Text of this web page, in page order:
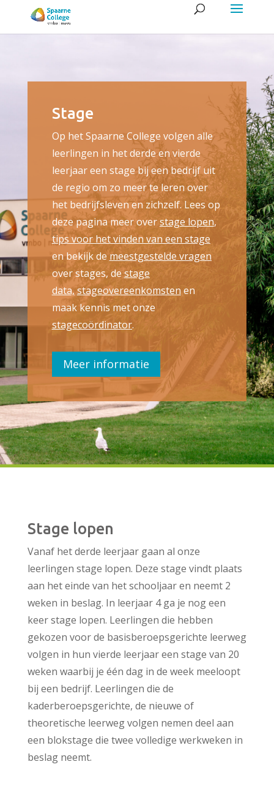
Stage
Op het Spaarne College volgen alle
leerlingen in het derde en vierde
leerjaar een stage bij een bedrijf uit
de regio om zo meer te leren over
het bedrijfsleven en zichzelf. Lees op
deze pagina meer overstage lopen,
tips voor het vinden van een stage
en bekijk demeestgestelde vragen
over stages, destage
data, stageovereenkomstenen
maak kennis met onze
stagecoördinator.
Meer informatie
Stage lopen
Vanaf het derde leerjaar gaan al onze
leerlingen stage lopen. Deze stage vindt plaats
aan het einde van het schooljaar en neemt 2
weken in beslag. In leerjaar 4 ga je nog een
keer stage lopen. Leerlingen die hebben
gekozen voor de basisberoepsgerichte leerweg
volgen in hun vierde leerjaar een stage van 20
weken waarbij je één dag in de week meeloopt
bij een bedrijf. Leerlingen die de
kaderberoepsgerichte, de nieuwe of
theoretische leerweg volgen nemen deel aan
een blokstage die twee volledige werkweken in
beslag neemt.